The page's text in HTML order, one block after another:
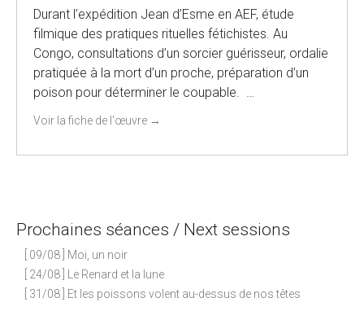
Durant l’expédition Jean d’Esme en AEF, étude
filmique des pratiques rituelles fétichistes. Au
Congo, consultations d’un sorcier guérisseur, ordalie
pratiquée à la mort d’un proche, préparation d’un
poison pour déterminer le coupable. …
Voir la fiche de l'œuvre →
Prochaines séances / Next sessions
[ 09/08 ] Moi, un noir
[ 24/08 ] Le Renard et la lune
[ 31/08 ] Et les poissons volent au-dessus de nos têtes